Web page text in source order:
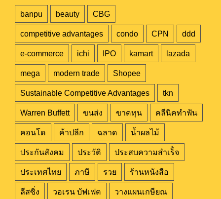
banpu beauty CBG
competitive advantages condo CPN ddd
e-commerce ichi IPO kamart lazada
mega modern trade Shopee
Sustainable Competitive Advantages tkn
Warren Buffett ขนส่ง ขาดทุน คลีนิคทำฟัน
คอนโด ค้าปลีก ฉลาด น้ำผลไม้
ประกันสังคม ประวัติ ประสบความสำเร็๋จ
ประเทศไทย ภาษี รวย ร้านหนังสือ
ลีสซิ่ง วอเรน บัฟเฟต วางแผนเกษียณ